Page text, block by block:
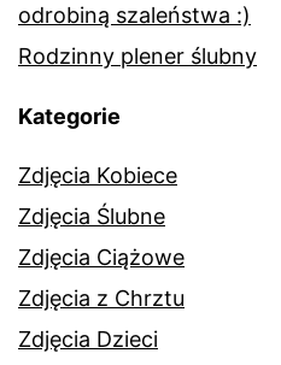
odrobiną szaleństwa :)
Rodzinny plener ślubny
Kategorie
Zdjęcia Kobiece
Zdjęcia Ślubne
Zdjęcia Ciążowe
Zdjęcia z Chrztu
Zdjęcia Dzieci